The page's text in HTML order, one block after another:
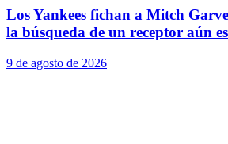
Los Yankees fichan a Mitch
la búsqueda de un receptor aún
9 de agosto de 2026